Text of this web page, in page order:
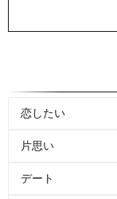
恋したい
片思い
デート